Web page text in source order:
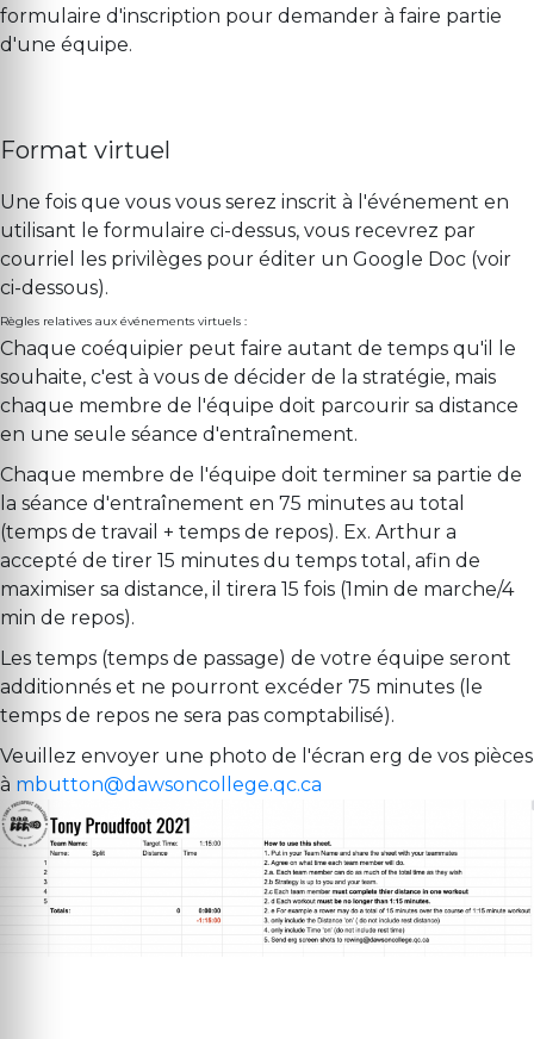
formulaire d'inscription pour demander à faire partie
d'une équipe.
Format virtuel
Une fois que vous vous serez inscrit à l'événement en
utilisant le formulaire ci-dessus, vous recevrez par
courriel les privilèges pour éditer un Google Doc (voir
ci-dessous).
Règles relatives aux événements virtuels :
Chaque coéquipier peut faire autant de temps qu'il le
souhaite, c'est à vous de décider de la stratégie, mais
chaque membre de l'équipe doit parcourir sa distance
en une seule séance d'entraînement.
Chaque membre de l'équipe doit terminer sa partie de
la séance d'entraînement en 75 minutes au total
(temps de travail + temps de repos). Ex. Arthur a
accepté de tirer 15 minutes du temps total, afin de
maximiser sa distance, il tirera 15 fois (1min de marche/4
min de repos).
Les temps (temps de passage) de votre équipe seront
additionnés et ne pourront excéder 75 minutes (le
temps de repos ne sera pas comptabilisé).
Veuillez envoyer une photo de l'écran erg de vos pièces
à mbutton@dawsoncollege.qc.ca